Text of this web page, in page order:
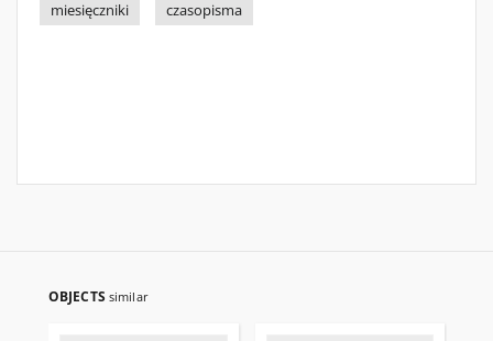
miesięczniki
czasopisma
OBJECTS similar